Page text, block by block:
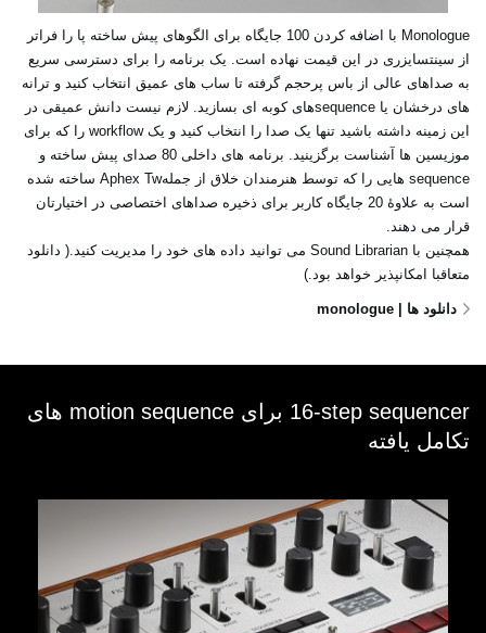
Monologue‏ با اضافه کردن 100 جایگاه برای الگوهای پیش ساخته پا را فراتر
از سینتسایزری در این قیمت ‏نهاده است. یک برنامه را برای دسترسی سریع
به صداهای عالی از باس پرحجم گرفته تا ساب های عمیق ‏انتخاب کنید و ترانه
های درخشان یا ‏sequenceهای کوبه ای بسازید. لازم نیست دانش عمیقی در
این زمینه ‏داشته باشید تنها یک صدا را انتخاب کنید و یک ‏workflow‏ را که برای
موزیسین ها آشناست برگزینید. ‏برنامه های داخلی 80 صدای پیش ساخته و
‏sequence‏ هایی را که توسط هنرمندان خلاق از جملهAphex ‎Tw‏ ساخته شده
است به علاوۀ 20 جایگاه کاربر برای ذخیره صداهای اختصاصی در اختیارتان
قرار می دهند. ‏
همچنین با ‏Sound Librarian‏ می توانید داده های خود را مدیریت کنید.( دانلود
متعاقبا امکانپذیر خواهد ‏بود.)‏
دانلود ها | monologue
‎16-step sequencer‏ برای ‏‎ motion sequenceهای
تکامل یافته